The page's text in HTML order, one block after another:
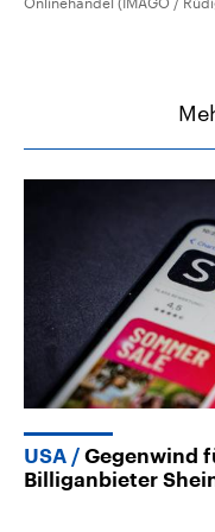
USA
Gegenwind
Billiganbieter